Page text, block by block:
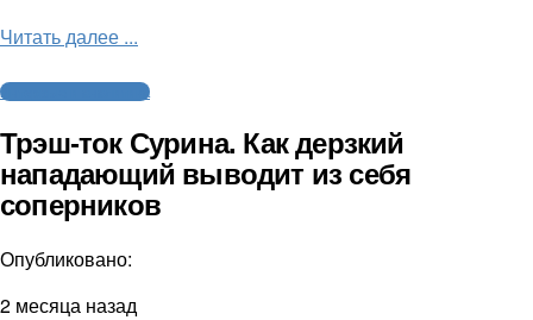
Читать далее ...
Интервью и аналитика
Трэш-ток Сурина. Как дерзкий
нападающий выводит из себя
соперников
Опубликовано:
2 месяца назад